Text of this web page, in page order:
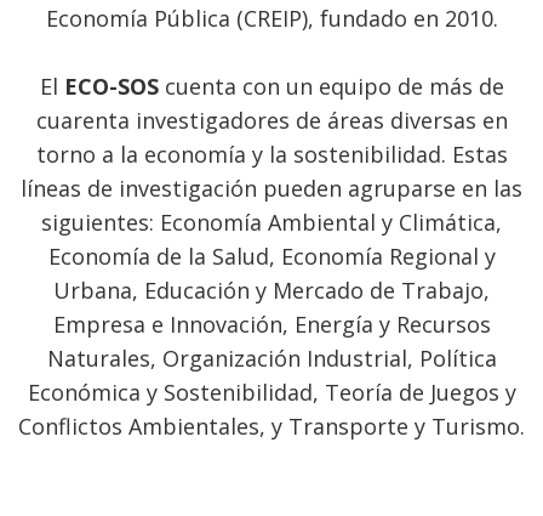
Economía Pública (CREIP), fundado en 2010.
El ECO-SOScuenta con un equipo de más de
cuarenta investigadores de áreas diversas en
torno a la economía y la sostenibilidad. Estas
líneas de investigación pueden agruparse en las
siguientes: Economía Ambiental y Climática,
Economía de la Salud, Economía Regional y
Urbana, Educación y Mercado de Trabajo,
Empresa e Innovación, Energía y Recursos
Naturales, Organización Industrial, Política
Económica y Sostenibilidad, Teoría de Juegos y
Conflictos Ambientales, y Transporte y Turismo.